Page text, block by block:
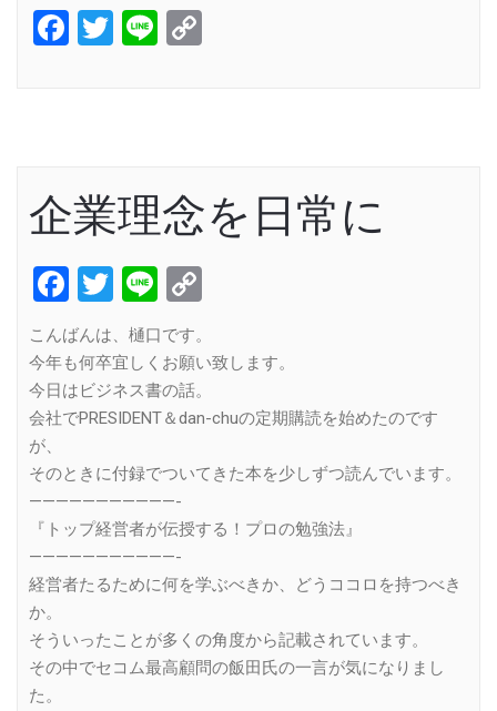
Facebook
Twitter
Line
企業理念を日常に
Facebook
Twitter
Line
こんばんは、樋口です。
今年も何卒宜しくお願い致します。
今日はビジネス書の話。
会社でPRESIDENT＆dan-chuの定期購読を始めたのです
が、
そのときに付録でついてきた本を少しずつ読んでいます。
———————————-
『トップ経営者が伝授する！プロの勉強法』
———————————-
経営者たるために何を学ぶべきか、どうココロを持つべき
か。
そういったことが多くの角度から記載されています。
その中でセコム最高顧問の飯田氏の一言が気になりまし
た。